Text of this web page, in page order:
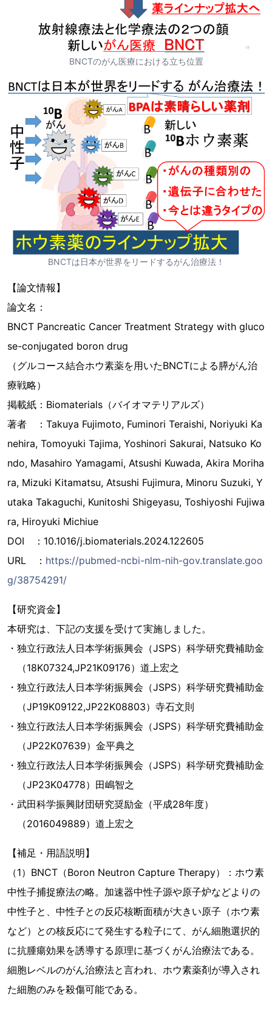
BNCTのがん医療における立ち位置
BNCTは日本が世界をリードするがん治療法！
【論文情報】
論文名：
BNCT Pancreatic Cancer Treatment Strategy with gluco
se-conjugated boron drug
（グルコース結合ホウ素薬を用いたBNCTによる膵がん治
療戦略）
掲載紙：Biomaterials（バイオマテリアルズ）
著者 ：Takuya Fujimoto, Fuminori Teraishi, Noriyuki Ka
nehira, Tomoyuki Tajima, Yoshinori Sakurai, Natsuko Ko
ndo, Masahiro Yamagami, Atsushi Kuwada, Akira Moriha
ra, Mizuki Kitamatsu, Atsushi Fujimura, Minoru Suzuki, Y
utaka Takaguchi, Kunitoshi Shigeyasu, Toshiyoshi Fujiwa
ra, Hiroyuki Michiue
DOI ：10.1016/j.biomaterials.2024.122605
URL ： https://pubmed-ncbi-nlm-nih-gov.translate.goo
g/38754291/
【研究資金】
本研究は、下記の支援を受けて実施しました。
・独立行政法人日本学術振興会（JSPS）科学研究費補助金
（18K07324,JP21K09176）道上宏之
・独立行政法人日本学術振興会（JSPS）科学研究費補助金
（JP19K09122,JP22K08803）寺石文則
・独立行政法人日本学術振興会（JSPS）科学研究費補助金
（JP22K07639）金平典之
・独立行政法人日本学術振興会（JSPS）科学研究費補助金
（JP23K04778）田嶋智之
・武田科学振興財団研究奨励金（平成28年度）
（2016049889）道上宏之
【補足・用語説明】
（1）BNCT（Boron Neutron Capture Therapy）：ホウ素
中性子捕捉療法の略。加速器中性子源や原子炉などよりの
中性子と、中性子との反応核断面積が大きい原子（ホウ素
など）との核反応にて発生する粒子にて、がん細胞選択的
に抗腫瘍効果を誘導する原理に基づくがん治療法である。
細胞レベルのがん治療法と言われ、ホウ素薬剤が導入され
た細胞のみを殺傷可能である。